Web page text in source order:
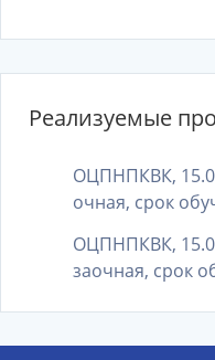
Реализуемые
ОЦПНПКВК,
очная, срок
ОЦПНПКВК,
заочная, срок